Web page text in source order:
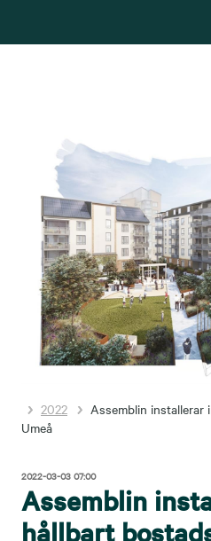
2022
Assemblin installerar
Umeå
2022-03-03 07:00
Assemblin
hållbart